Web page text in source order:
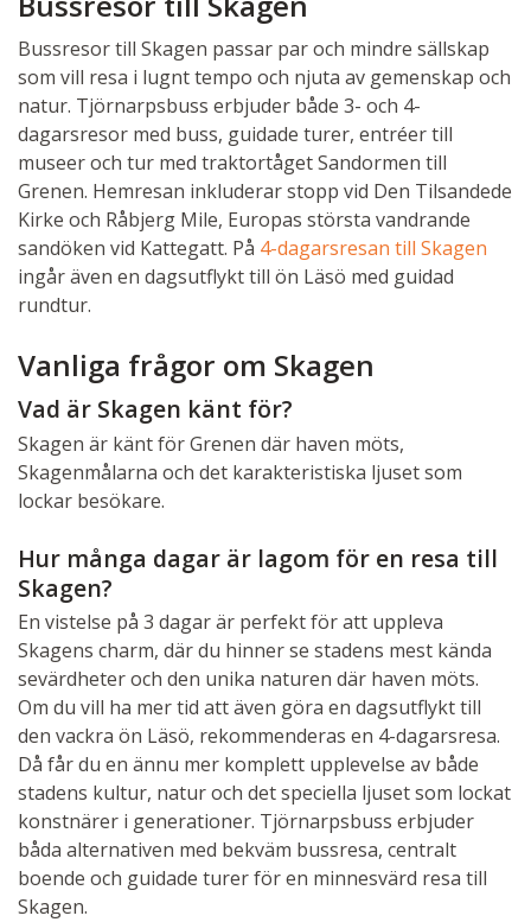
Bussresor till Skagen passar par och mindre sällskap
som vill resa i lugnt tempo och njuta av gemenskap och
natur. Tjörnarpsbuss erbjuder både 3- och 4-
dagarsresor med buss, guidade turer, entréer till
museer och tur med traktortåget Sandormen till
Grenen. Hemresan inkluderar stopp vid Den Tilsandede
Kirke och Råbjerg Mile, Europas största vandrande
sandöken vid Kattegatt. På 4-dagarsresan till Skagen
ingår även en dagsutflykt till ön Läsö med guidad
rundtur.
Vanliga frågor om Skagen
Vad är Skagen känt för?
Skagen är känt för Grenen där haven möts,
Skagenmålarna och det karakteristiska ljuset som
lockar besökare.
Hur många dagar är lagom för en resa till
Skagen?
En vistelse på 3 dagar är perfekt för att uppleva
Skagens charm, där du hinner se stadens mest kända
sevärdheter och den unika naturen där haven möts.
Om du vill ha mer tid att även göra en dagsutflykt till
den vackra ön Läsö, rekommenderas en 4-dagarsresa.
Då får du en ännu mer komplett upplevelse av både
stadens kultur, natur och det speciella ljuset som lockat
konstnärer i generationer. Tjörnarpsbuss erbjuder
båda alternativen med bekväm bussresa, centralt
boende och guidade turer för en minnesvärd resa till
Skagen.